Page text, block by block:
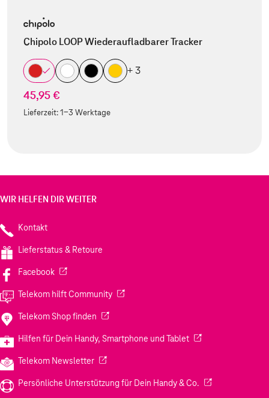
Chipolo LOOP Wiederaufladbarer Tracker
+ 3
45,95 €
Lieferzeit:1-3 Werktage
WIR HELFEN DIR WEITER
Kontakt
Lieferstatus & Retoure
Facebook(Wird in einem neuen Tab geöffnet)
Telekom hilft Community(Wird in einem neuen Tab geöffnet)
Telekom Shop finden (Wird in einem neuen Tab geöffnet)
Hilfen für Dein Handy, Smartphone und Tablet(Wird in einem
Telekom Newsletter(Wird in einem neuen Tab geöffnet)
Persönliche Unterstützung für Dein Handy & Co. (Wird in einem